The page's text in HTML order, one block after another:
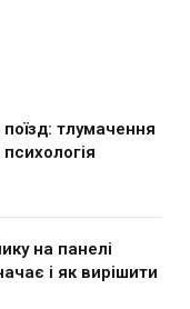
тлумачення
на панелі
і як вирішити